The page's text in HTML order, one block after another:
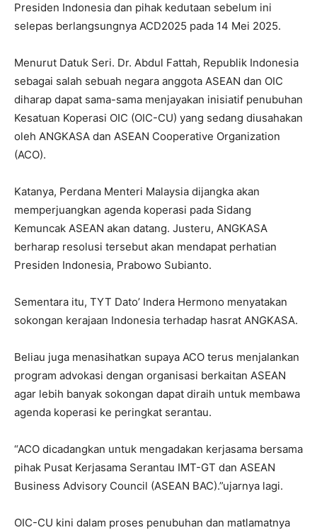
Presiden Indonesia dan pihak kedutaan sebelum ini
selepas berlangsungnya ACD2025 pada 14 Mei 2025.
Menurut Datuk Seri. Dr. Abdul Fattah, Republik Indonesia
sebagai salah sebuah negara anggota ASEAN dan OIC
diharap dapat sama-sama menjayakan inisiatif penubuhan
Kesatuan Koperasi OIC (OIC-CU) yang sedang diusahakan
oleh ANGKASA dan ASEAN Cooperative Organization
(ACO).
Katanya, Perdana Menteri Malaysia dijangka akan
memperjuangkan agenda koperasi pada Sidang
Kemuncak ASEAN akan datang. Justeru, ANGKASA
berharap resolusi tersebut akan mendapat perhatian
Presiden Indonesia, Prabowo Subianto.
Sementara itu, TYT Dato’ Indera Hermono menyatakan
sokongan kerajaan Indonesia terhadap hasrat ANGKASA.
Beliau juga menasihatkan supaya ACO terus menjalankan
program advokasi dengan organisasi berkaitan ASEAN
agar lebih banyak sokongan dapat diraih untuk membawa
agenda koperasi ke peringkat serantau.
“ACO dicadangkan untuk mengadakan kerjasama bersama
pihak Pusat Kerjasama Serantau IMT-GT dan ASEAN
Business Advisory Council (ASEAN BAC).”ujarnya lagi.
OIC-CU kini dalam proses penubuhan dan matlamatnya